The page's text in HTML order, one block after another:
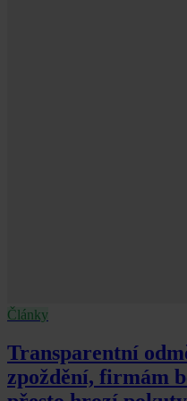
Články
Transparentní
zpoždění, firmám